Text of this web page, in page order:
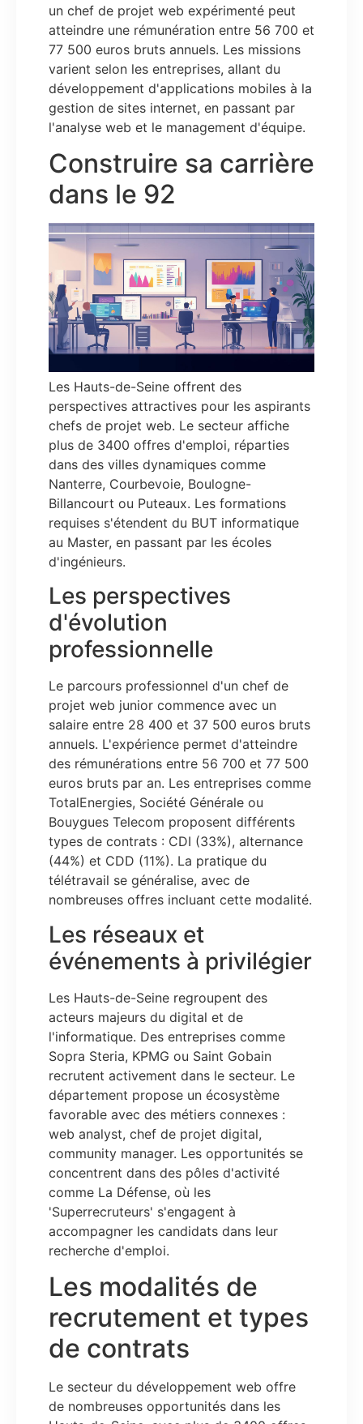
un chef de projet web expérimenté peut
atteindre une rémunération entre 56 700 et
77 500 euros bruts annuels. Les missions
varient selon les entreprises, allant du
développement d'applications mobiles à la
gestion de sites internet, en passant par
l'analyse web et le management d'équipe.
Construire sa carrière
dans le 92
Les Hauts-de-Seine offrent des
perspectives attractives pour les aspirants
chefs de projet web. Le secteur affiche
plus de 3400 offres d'emploi, réparties
dans des villes dynamiques comme
Nanterre, Courbevoie, Boulogne-
Billancourt ou Puteaux. Les formations
requises s'étendent du BUT informatique
au Master, en passant par les écoles
d'ingénieurs.
Les perspectives
d'évolution
professionnelle
Le parcours professionnel d'un chef de
projet web junior commence avec un
salaire entre 28 400 et 37 500 euros bruts
annuels. L'expérience permet d'atteindre
des rémunérations entre 56 700 et 77 500
euros bruts par an. Les entreprises comme
TotalEnergies, Société Générale ou
Bouygues Telecom proposent différents
types de contrats : CDI (33%), alternance
(44%) et CDD (11%). La pratique du
télétravail se généralise, avec de
nombreuses offres incluant cette modalité.
Les réseaux et
événements à privilégier
Les Hauts-de-Seine regroupent des
acteurs majeurs du digital et de
l'informatique. Des entreprises comme
Sopra Steria, KPMG ou Saint Gobain
recrutent activement dans le secteur. Le
département propose un écosystème
favorable avec des métiers connexes :
web analyst, chef de projet digital,
community manager. Les opportunités se
concentrent dans des pôles d'activité
comme La Défense, où les
'Superrecruteurs' s'engagent à
accompagner les candidats dans leur
recherche d'emploi.
Les modalités de
recrutement et types
de contrats
Le secteur du développement web offre
de nombreuses opportunités dans les